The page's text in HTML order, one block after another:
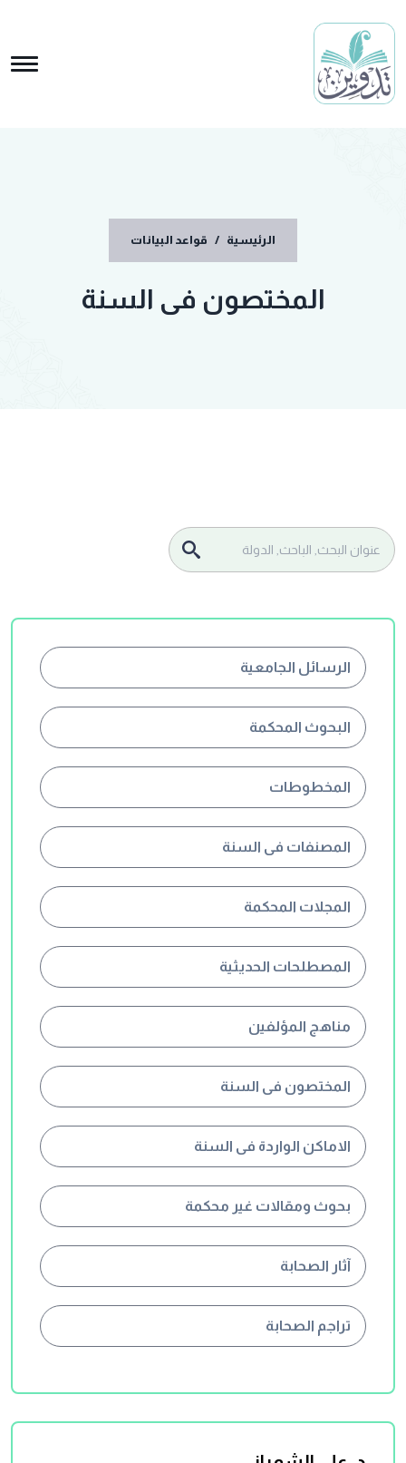
الرئيسية / قواعد البيانات
المختصون فى السنة
الرسائل الجامعية
البحوث المحكمة
المخطوطات
المصنفات فى السنة
المجلات المحكمة
المصطلحات الحديثية
مناهج المؤلفين
المختصون فى السنة
الاماكن الواردة فى السنة
بحوث ومقالات غير محكمة
آثار الصحابة
تراجم الصحابة